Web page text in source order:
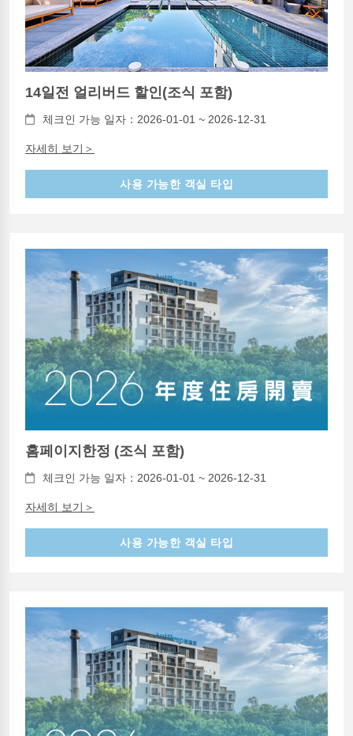
14일전 얼리버드 할인(조식 포함)
체크인 가능 일자：2026-01-01 ~ 2026-12-31
자세히 보기＞
사용 가능한 객실 타입
홈페이지한정 (조식 포함)
체크인 가능 일자：2026-01-01 ~ 2026-12-31
자세히 보기＞
사용 가능한 객실 타입